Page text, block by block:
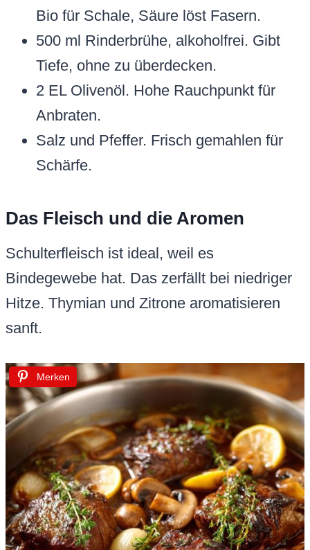
Bio für Schale, Säure löst Fasern.
500 ml Rinderbrühe, alkoholfrei. Gibt
Tiefe, ohne zu überdecken.
2 EL Olivenöl. Hohe Rauchpunkt für
Anbraten.
Salz und Pfeffer. Frisch gemahlen für
Schärfe.
Das Fleisch und die Aromen
Schulterfleisch ist ideal, weil es
Bindegewebe hat. Das zerfällt bei niedriger
Hitze. Thymian und Zitrone aromatisieren
sanft.
Merken